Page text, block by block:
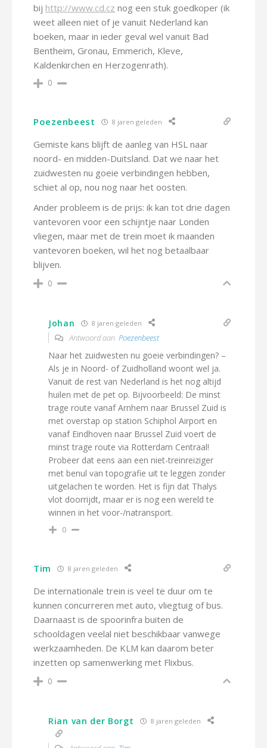
bij http://www.cd.cz nog een stuk goedkoper (ik
weet alleen niet of je vanuit Nederland kan
boeken, maar in ieder geval wel vanuit Bad
Bentheim, Gronau, Emmerich, Kleve,
Kaldenkirchen en Herzogenrath).
0
Poezenbeest 8 jaren geleden
Gemiste kans blijft de aanleg van HSL naar
noord- en midden-Duitsland. Dat we naar het
zuidwesten nu goeie verbindingen hebben,
schiet al op, nou nog naar het oosten.
Ander probleem is de prijs: ik kan tot drie dagen
vantevoren voor een schijntje naar Londen
vliegen, maar met de trein moet ik maanden
vantevoren boeken, wil het nog betaalbaar
blijven.
0
Johan 8 jaren geleden
Antwoord aan Poezenbeest
Naar het zuidwesten nu goeie verbindingen? –
Als je in Noord- of Zuidholland woont wel ja.
Vanuit de rest van Nederland is het nog altijd
huilen met de pet op. Bijvoorbeeld: De minst
trage route vanaf Arnhem naar Brussel Zuid is
met overstap op station Schiphol Airport en
vanaf Eindhoven naar Brussel Zuid voert de
minst trage route via Rotterdam Centraal!
Probeer dat eens aan een niet-treinreiziger
met benul van topografie uit te leggen zonder
uitgelachen te worden. Het is fijn dat Thalys
vlot doorrijdt, maar er is nog een wereld te
winnen in het voor-/natransport.
0
Tim 8 jaren geleden
De internationale trein is veel te duur om te
kunnen concurreren met auto, vliegtuig of bus.
Daarnaast is de spoorinfra buiten de
schooldagen veelal niet beschikbaar vanwege
werkzaamheden. De KLM kan daarom beter
inzetten op samenwerking met Flixbus.
0
Rian van der Borgt 8 jaren geleden